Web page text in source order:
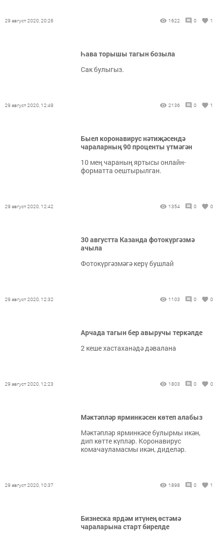
29 август 2020, 20:26 1622 0 1
Һава торышы тагын бозыла
Сак булыгыз.
29 август 2020, 12:49 2136 0 1
Быел коронавирус нәтиҗәсендә
чараларның 90 проценты үтмәгән
10 мең чараның яртысы онлайн-
форматта оештырылган.
29 август 2020, 12:42 1354 0 0
30 августта Казанда фотокүргәзмә
ачыла
Фотокүргәзмәгә керү бушлай
29 август 2020, 12:32 1103 0 0
Арчада тагын бер авыручы теркәлде
2 кеше хастаханәдә дәвалана
29 август 2020, 12:23 1803 0 0
Мәктәпләр ярминкәсен көтеп алабыз
Мәктәпләр ярминкәсе булырмы икән,
дип көтте күпләр. Коронавирус
комачауламасмы икән, диделәр.
29 август 2020, 10:37 1898 0 1
Бизнеска ярдәм итүнең өстәмә
чараларына старт бирелде